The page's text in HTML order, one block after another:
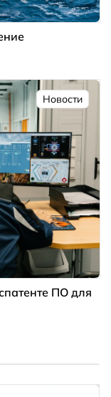
Новости
ПО для